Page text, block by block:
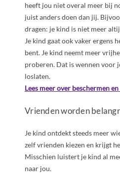
heeft jou niet overal meer bij
juist anders doen dan jij.
dragen: je kind is niet meer
Je kind gaat ook vaker ergens
bent. Je kind neemt meer
proberen. Dat is wennen voor
loslaten.
Lees meer over beschermen
Vrienden worden
Je kind ontdekt steeds meer
zelf vrienden kiezen en krijgt
Misschien luistert je kind al
naar jou.